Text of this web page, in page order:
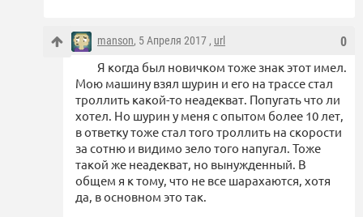
0
manson, 5 Апреля 2017 , url
Я когда был новичком тоже знак этот имел.
Мою машину взял шурин и его на трассе стал
троллить какой-то неадекват. Попугать что ли
хотел. Но шурин у меня с опытом более 10 лет,
в ответку тоже стал того троллить на скорости
за сотню и видимо зело того напугал. Тоже
такой же неадекват, но вынужденный. В
общем я к тому, что не все шарахаются, хотя
да, в основном это так.